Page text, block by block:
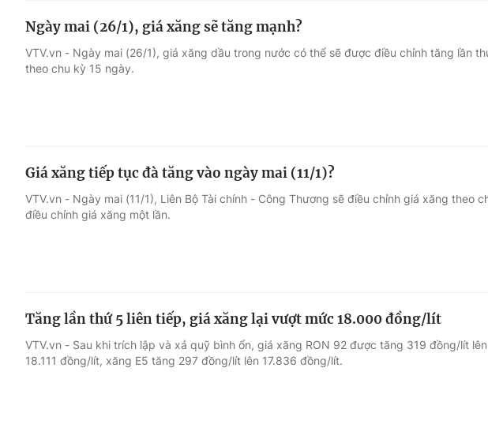
Ngày mai (26/1), giá xăng sẽ tăng mạnh?
VTV.vn - Ngày mai (26/1), giá xăng dầu trong nước có thể sẽ được điều chỉnh tăng lần
theo chu kỳ 15 ngày.
Giá xăng tiếp tục đà tăng vào ngày mai (11/1)?
VTV.vn - Ngày mai (11/1), Liên Bộ Tài chính - Công Thương sẽ điều chỉnh giá xăng theo
điều chỉnh giá xăng một lần.
Tăng lần thứ 5 liên tiếp, giá xăng lại vượt mức 18.000 đồng/lít
VTV.vn - Sau khi trích lập và xả quỹ bình ổn, giá xăng RON 92 được tăng 319 đồng/lít
18.111 đồng/lít, xăng E5 tăng 297 đồng/lít lên 17.836 đồng/lít.